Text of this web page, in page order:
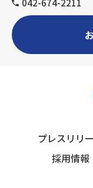
042-674-2211
プレスリリ
採用情報